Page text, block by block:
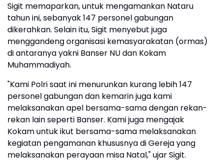
Sigit memaparkan, untuk mengamankan Nataru
tahun ini, sebanyak 147 personel gabungan
dikerahkan. Selain itu, Sigit menyebut juga
menggandeng organisasi kemasyarakatan (ormas)
di antaranya yakni Banser NU dan Kokam
Muhammadiyah.
"Kami Polri saat ini menurunkan kurang lebih 147
personel gabungan dan kemarin juga kami
melaksanakan apel bersama-sama dengan rekan-
rekan lain seperti Banser. Kami juga mengajak
Kokam untuk ikut bersama-sama melaksanakan
kegiatan pengamanan khususnya di Gereja yang
melaksanakan perayaan misa Natal," ujar Sigit.